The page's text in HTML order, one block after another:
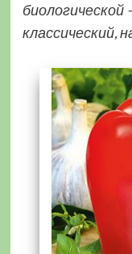
классический,